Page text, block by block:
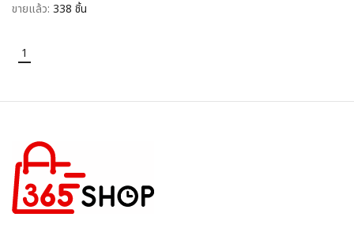
ขายแล้ว: 338 ชิ้น
1